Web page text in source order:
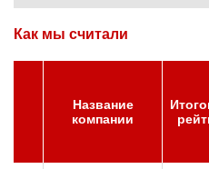
Как мы считали
Название
компании